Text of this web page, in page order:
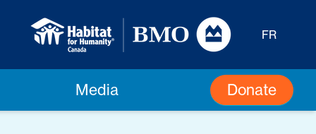
FR
Media Donate